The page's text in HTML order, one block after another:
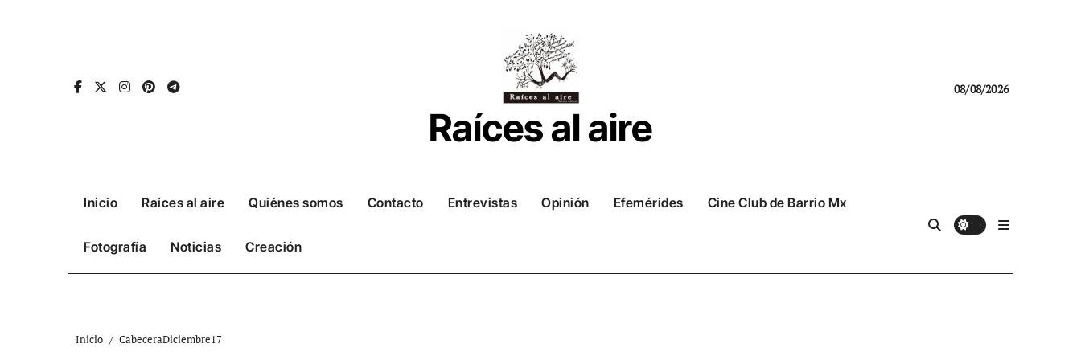
Raíces al aire
08/08/2026
Inicio Raíces al aire Quiénes somos Contacto Entrevistas Opinión Efemérides Cine Club de Barrio Mx
Fotografía Noticias Creación
Inicio CabeceraDiciembre17